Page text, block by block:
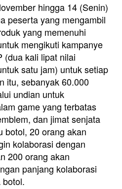
hingga 14 (Senin)
peserta yang mengambil
yang memenuhi
mengikuti kampanye
(dua kali lipat nilai
satu jam) untuk setiap
itu, sebanyak 60.000
undian untuk
game yang terbatas
dan jimat senjata
botol, 20 orang akan
kolaborasi dengan
200 orang akan
panjang kolaborasi